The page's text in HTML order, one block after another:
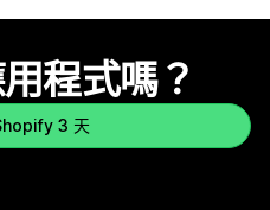
程式嗎？
3 天